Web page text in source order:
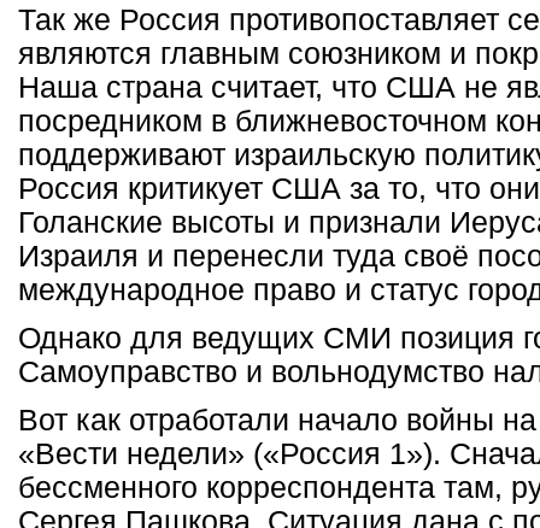
Так же Россия противопоставляет
являются главным союзником и
Наша страна считает, что США не
посредником в ближневосточном
поддерживают израильскую
Россия критикует США за то, что
Голанские высоты и признали
Израиля и перенесли туда своё
международное право и статус
Однако для ведущих СМИ позиция
Самоуправство и вольнодумство
Вот как отработали начало войны
«Вести недели» («Россия 1»).
бессменного корреспондента там,
Сергея Пашкова. Ситуация дана с